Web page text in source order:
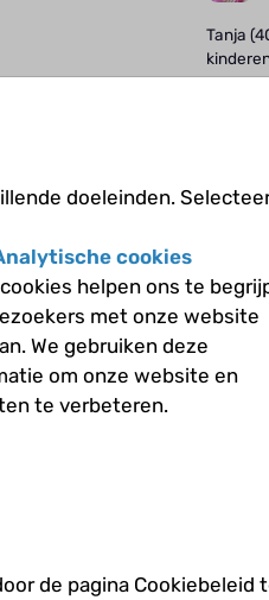
Tanja
het
werker
doeleinden.
cookies
helpen ons te
met onze website
We gebruiken deze
om onze website en
te verbeteren.
de pagina Cookiebeleid